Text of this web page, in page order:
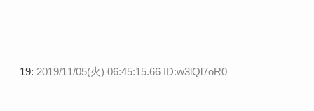
19: 2019/11/05(火) 06:45:15.66 ID:w3lQl7oR0